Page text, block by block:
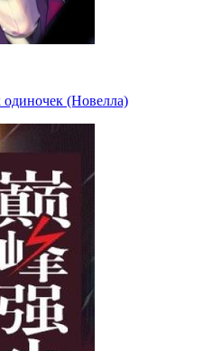
одиночек (Новелла)